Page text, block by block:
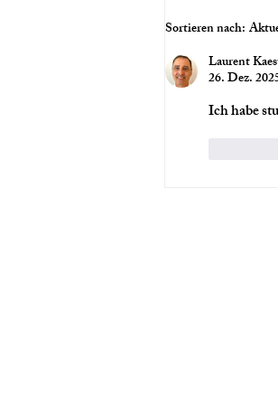
FILMTIPP:
Sortieren nach:
Laurent
26. Dez.
Ich habe